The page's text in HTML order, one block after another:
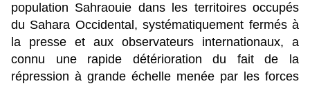
population Sahraouie dans les territoires occupés
du Sahara Occidental, systématiquement fermés à
la presse et aux observateurs internationaux, a
connu une rapide détérioration du fait de la
répression à grande échelle menée par les forces